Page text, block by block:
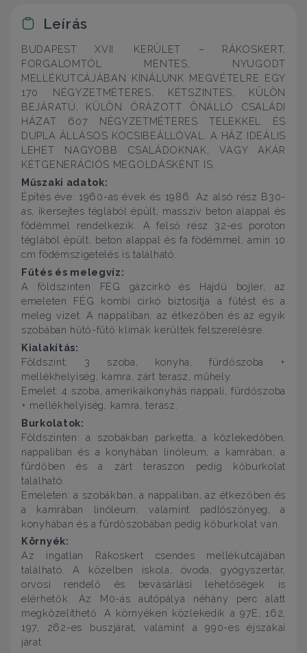
Leírás
BUDAPEST XVII. KERÜLET – RÁKOSKERT,
FORGALOMTÓL MENTES, NYUGODT
MELLÉKUTCÁJÁBAN KÍNÁLUNK MEGVÉTELRE EGY
170 NÉGYZETMÉTERES, KÉTSZINTES, KÜLÖN
BEJÁRATÚ, KÜLÖN ÓRÁZOTT ÖNÁLLÓ CSALÁDI
HÁZAT 607 NÉGYZETMÉTERES TELEKKEL ÉS
DUPLA ÁLLÁSOS KOCSIBEÁLLÓVAL. A HÁZ IDEÁLIS
LEHET NAGYOBB CSALÁDOKNAK, VAGY AKÁR
KÉTGENERÁCIÓS MEGOLDÁSKÉNT IS.
Műszaki adatok:
Építés éve: 1960-as évek és 1986. Az alsó rész B30-
as, ikersejtes téglából épült, masszív beton alappal és
födémmel rendelkezik. A felső rész 32-es poroton
téglából épült, beton alappal és fa födémmel, amin 10
cm födémszigetelés is található.
Fűtés és melegvíz:
A földszinten FÉG gázcirkó és Hajdú bojler, az
emeleten FÉG kombi cirkó biztosítja a fűtést és a
meleg vizet. A nappaliban, az étkezőben és az egyik
szobában hűtő-fűtő klímák kerültek felszerelésre.
Kialakítás:
Földszint: 3 szoba, konyha, fürdőszoba +
mellékhelyiség, kamra, zárt terasz, műhely.
Emelet: 4 szoba, amerikaikonyhás nappali, fürdőszoba
+ mellékhelyiség, kamra, terasz.
Burkolatok:
Földszinten: a szobákban parketta, a közlekedőben,
nappaliban és a konyhában linóleum, a kamrában, a
fürdőben és a zárt teraszon pedig kőburkolat
található.
Emeleten: a szobákban, a nappaliban, az étkezőben és
a kamrában linóleum, valamint padlószőnyeg, a
konyhában és a fürdőszobában pedig kőburkolat van.
Környék:
Az ingatlan Rákoskert csendes mellékutcájában
található. A közelben iskola, óvoda, gyógyszertár,
orvosi rendelő és bevásárlási lehetőségek is
elérhetők. Az M0-ás autópálya néhány perc alatt
megközelíthető. A környéken közlekedik a 97E, 162,
197, 262-es buszjárat, valamint a 990-es éjszakai
járat.